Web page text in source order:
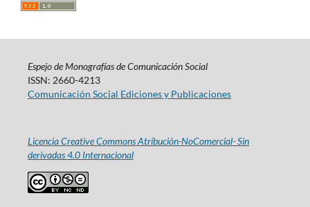
Espejo de Monografías de Comunicación Social
ISSN: 2660-4213
Comunicación Social Ediciones y Publicaciones
Licencia Creative Commons Atribución-NoComercial- Sin
derivadas 4.0 Internacional